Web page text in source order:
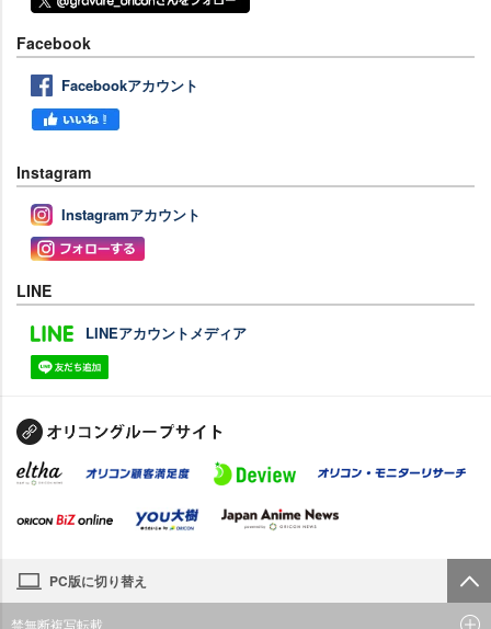
Facebook
Facebookアカウント
Instagram
Instagramアカウント
LINE
LINEアカウントメディア
PC版に切り替え
禁無断複写転載